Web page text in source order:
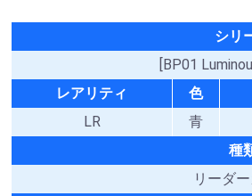
シリ
[BP01
レアリティ
色
LR
青
種
リーダ